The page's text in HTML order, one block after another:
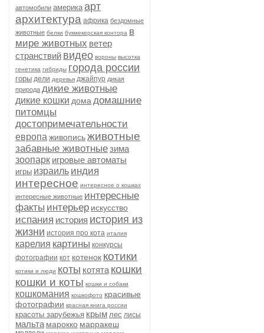
автомобили америка арт
архитектура африка бездомные
животные белки букмекерская контора в
мире животных ветер
странствий видео вороны высотка
генетика гибриды города россии
горы дели деревья джайпур дикая
природа дикие животные
дикие кошки дома домашние
питомцы
достопримечательности
европа живописьживотные
забавные животныезима
зоопарк игровые автоматы
игры израиль индия
интересное интересное о кошках
интересные животные интересные
факты интерьер искусство
испания история история из
жизни история про кота италия
карелия картины конкурсы
фотографии кот котенок котики
котики и люди коты котята кошки
кошки и коты кошки и собаки
кошкомания кошкофото красивые
фотографии красная книга россии
красоты зарубежья крым лес лисы
мальта марокко марракеш